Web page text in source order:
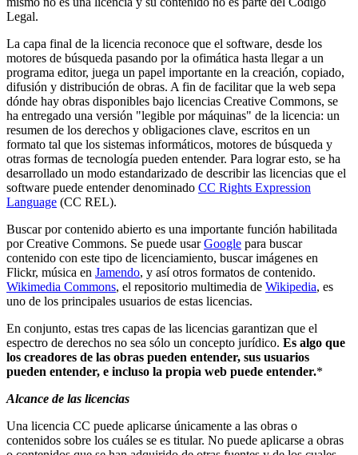
Legal.
La capa final de la licencia reconoce que el software, desde los
motores de búsqueda pasando por la ofimática hasta llegar a un
programa editor, juega un papel importante en la creación, copiado,
difusión y distribución de obras. A fin de facilitar que la web sepa
dónde hay obras disponibles bajo licencias Creative Commons, se
ha entregado una versión "legible por máquinas" de la licencia: un
resumen de los derechos y obligaciones clave, escritos en un
formato tal que los sistemas informáticos, motores de búsqueda y
otras formas de tecnología pueden entender. Para lograr esto, se ha
desarrollado un modo estandarizado de describir las licencias que el
software puede entender denominado CC Rights Expression
Language (CC REL).
Buscar por contenido abierto es una importante función habilitada
por Creative Commons. Se puede usarGoogle para buscar
contenido con este tipo de licenciamiento, buscar imágenes en
Flickr, música en Jamendo, y así otros formatos de contenido.
Wikimedia Commons, el repositorio multimedia de Wikipedia, es
uno de los principales usuarios de estas licencias.
En conjunto, estas tres capas de las licencias garantizan que el
espectro de derechos no sea sólo un concepto jurídico. Es algo que
los creadores de las obras pueden entender, sus usuarios
pueden entender, e incluso la propia web puede entender.*
Alcance de las licencias
Una licencia CC puede aplicarse únicamente a las obras o
contenidos sobre los cuáles se es titular. No puede aplicarse a obras